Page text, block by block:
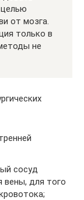
от мозга.
только в
не
сосуд
для того